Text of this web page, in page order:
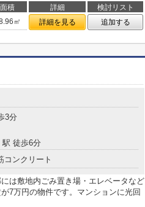
面積 詳細
検討リスト
㎡ 詳細を見る 追加する
3分
駅 徒歩6分
コンクリート
は敷地内ごみ置き場・エレベータなど
7万円の物件です。マンションに光回